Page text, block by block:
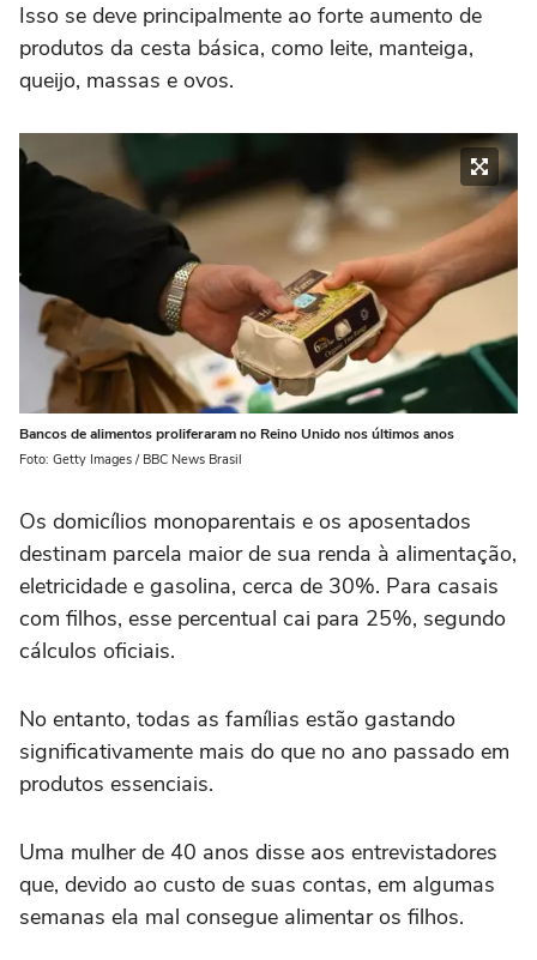
Isso se deve principalmente ao forte aumento de
produtos da cesta básica, como leite, manteiga,
queijo, massas e ovos.
Bancos de alimentos proliferaram no Reino Unido nos últimos anos
Foto: Getty Images / BBC News Brasil
Os domicílios monoparentais e os aposentados
destinam parcela maior de sua renda à alimentação,
eletricidade e gasolina, cerca de 30%. Para casais
com filhos, esse percentual cai para 25%, segundo
cálculos oficiais.
No entanto, todas as famílias estão gastando
significativamente mais do que no ano passado em
produtos essenciais.
Uma mulher de 40 anos disse aos entrevistadores
que, devido ao custo de suas contas, em algumas
semanas ela mal consegue alimentar os filhos.